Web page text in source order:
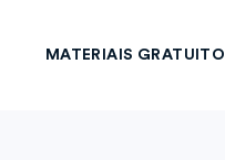
MATERIAIS